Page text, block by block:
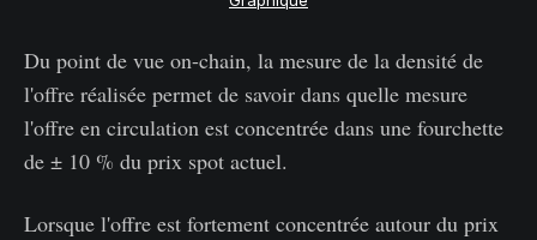
Du point de vue on-chain, la mesure de la densité de
l'offre réalisée permet de savoir dans quelle mesure
l'offre en circulation est concentrée dans une fourchette
de ± 10 % du prix spot actuel.
Lorsque l'offre est fortement concentrée autour du prix